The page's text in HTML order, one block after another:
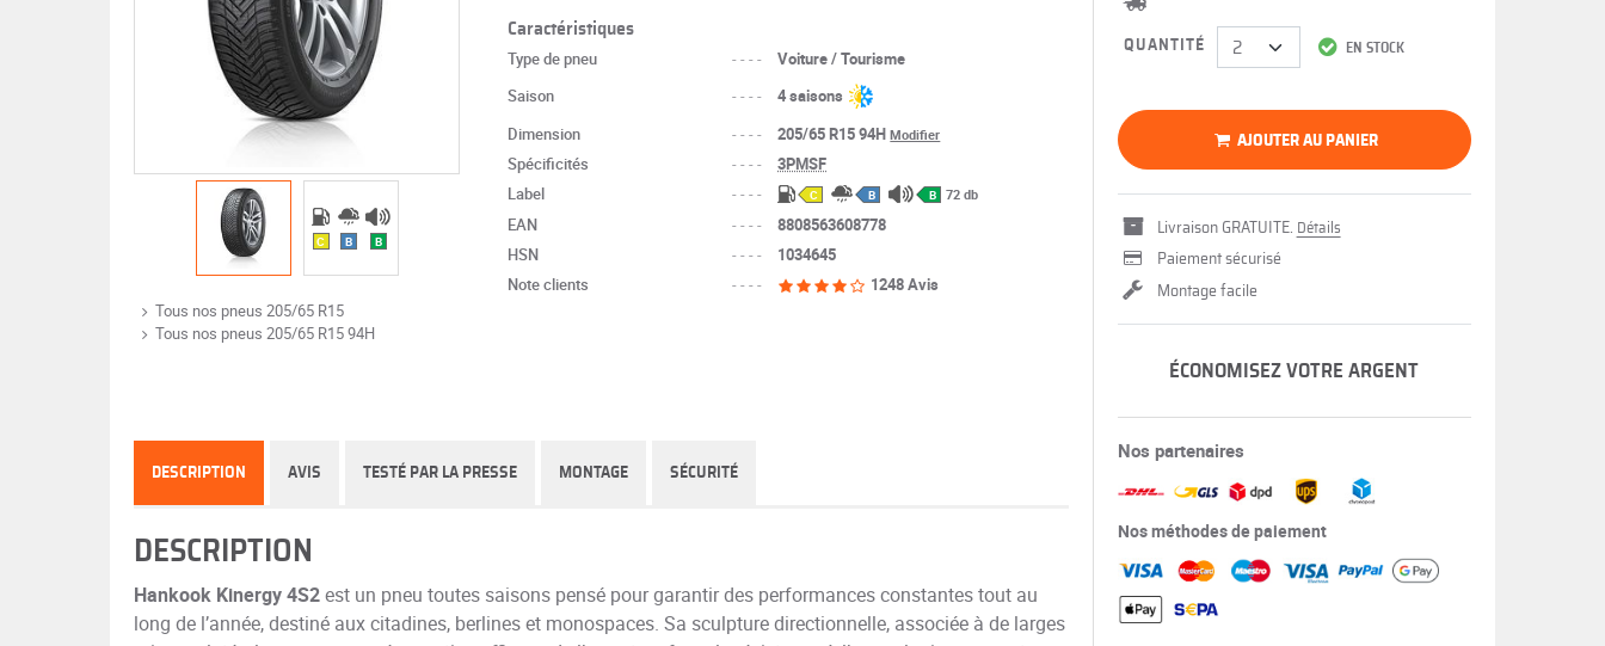
C B B
Tous nos pneus 205/65 R15
Tous nos pneus 205/65 R15 94H
Caractéristiques
Type de pneu ----
Voiture / Tourisme
Saison
----
4 saisons
Dimension
---- 205/65 R15 94HModifier
Spécificités ----
3PMSF
Label
---- C B B 72 db
EAN ----
8808563608778
HSN
----
1034645
Note clients
---- 1248 Avis
EN STOCK
QUANTITÉ
AJOUTER AU PANIER
Livraison GRATUITE. Détails
Paiement sécurisé
Montage facile
ÉCONOMISEZ VOTRE ARGENT
Nos partenaires
Nos méthodes de paiement
DESCRIPTION AVIS TESTÉ PAR LA PRESSE MONTAGE SÉCURITÉ
DESCRIPTION
Hankook Kinergy 4S2est un pneu toutes saisons pensé pour garantir des performances constantes tout au
long de l’année, destiné aux citadines, berlines et monospaces. Sa sculpture directionnelle, associée à de larges